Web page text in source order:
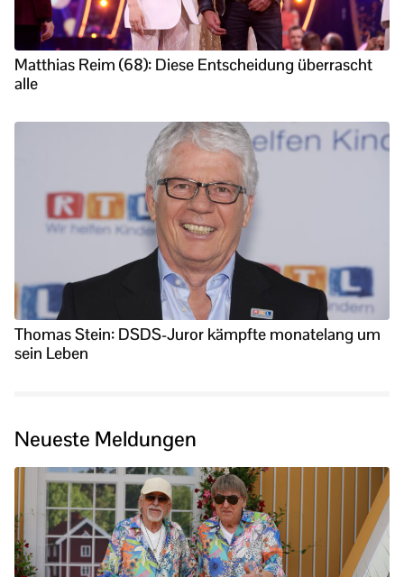
Matthias Reim (68): Diese Entscheidung überrascht
alle
Thomas Stein: DSDS-Juror kämpfte monatelang um
sein Leben
Neueste Meldungen